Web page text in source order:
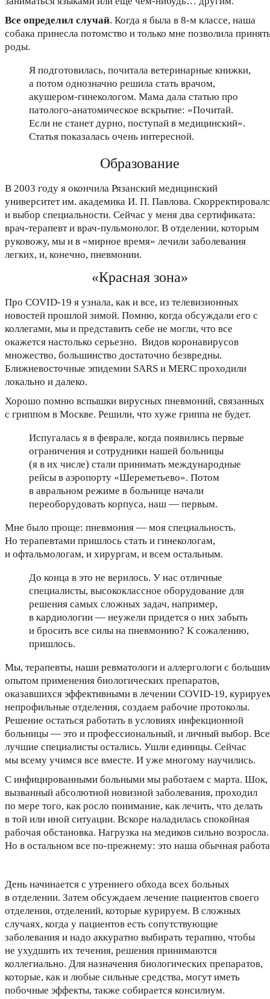
Все определил случай. Когда я была в 8-м классе, наша
собака принесла потомство и только мне позволила
роды.
Я подготовилась, почитала ветеринарные книжки,
а потом однозначно решила стать врачом,
акушером-гинекологом. Мама дала статью про
патолого-анатомическое вскрытие: «Почитай.
Если не станет дурно, поступай в медицинский».
Статья показалась очень интересной.
Образование
В 2003 году я окончила Рязанский медицинский
университет им. академика И. П. Павлова.
и выбор специальности. Сейчас у меня два сертификата:
врач-терапевт и врач-пульмонолог. В отделении, которым
руковожу, мы и в «мирное время» лечили заболевания
легких, и, конечно, пневмонии.
«Красная зона»
Про COVID-19 я узнала, как и все, из телевизионных
новостей прошлой зимой. Помню, когда обсуждали его с
коллегами, мы и представить себе не могли, что все
окажется настолько серьезно. Видов коронавирусов
множество, большинство достаточно безвредны.
Ближневосточные эпидемии SARS и MERC проходили
локально и далеко.
Хорошо помню вспышки вирусных пневмоний, связанных
с гриппом в Москве. Решили, что хуже гриппа не будет.
Испугалась я в феврале, когда появились первые
ограничения и сотрудники нашей больницы
(я в их числе) стали принимать международные
рейсы в аэропорту «Шереметьево». Потом
в авральном режиме в больнице начали
переоборудовать корпуса, наш — первым.
Мне было проще: пневмония — моя специальность.
Но терапевтами пришлось стать и гинекологам,
и офтальмологам, и хирургам, и всем остальным.
До конца в это не верилось. У нас отличные
специалисты, высококлассное оборудование для
решения самых сложных задач, например,
в кардиологии — неужели придется о них забыть
и бросить все силы на пневмонию? К сожалению,
пришлось.
Мы, терапевты, наши ревматологи и аллергологи с
опытом применения биологических препаратов,
оказавшихся эффективными в лечении COVID-19,
непрофильные отделения, создаем рабочие протоколы.
Решение остаться работать в условиях инфекционной
больницы — это и профессиональный, и личный выбор. Все
лучшие специалисты остались. Ушли единицы. Сейчас
мы всему учимся все вместе. И уже многому научились.
С инфицированными больными мы работаем с марта. Шок,
вызванный абсолютной новизной заболевания, проходил
по мере того, как росло понимание, как лечить, что делать
в той или иной ситуации. Вскоре наладилась спокойная
рабочая обстановка. Нагрузка на медиков сильно возросла.
Но в остальном все по-прежнему: это наша обычная
День начинается с утреннего обхода всех больных
в отделении. Затем обсуждаем лечение пациентов своего
отделения, отделений, которые курируем. В сложных
случаях, когда у пациентов есть сопутствующие
заболевания и надо аккуратно выбирать терапию, чтобы
не ухудшить их течения, решения принимаются
коллегиально. Для назначения биологических препаратов,
которые, как и любые сильные средства, могут иметь
побочные эффекты, также собирается консилиум.